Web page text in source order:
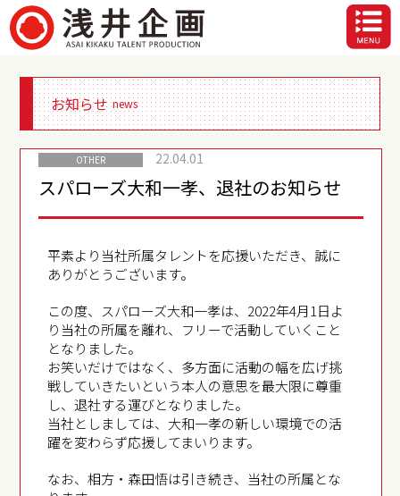
お知らせ news
OTHER 22.04.01
スパローズ大和一孝、退社のお知らせ
平素より当社所属タレントを応援いただき、誠に
ありがとうございます。
この度、スパローズ大和一孝は、2022年4月1日よ
り当社の所属を離れ、フリーで活動していくこと
となりました。
お笑いだけではなく、多方面に活動の幅を広げ挑
戦していきたいという本人の意思を最大限に尊重
し、退社する運びとなりました。
当社としましては、大和一孝の新しい環境での活
躍を変わらず応援してまいります。
なお、相方・森田悟は引き続き、当社の所属とな